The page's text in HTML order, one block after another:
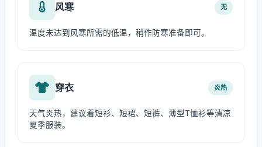
风寒 无
温度未达到风寒所需的低温，稍作防寒准备即可。
穿衣 炎热
天气炎热，建议着短衫、短裙、短裤、薄型T恤衫等清凉
夏季服装。